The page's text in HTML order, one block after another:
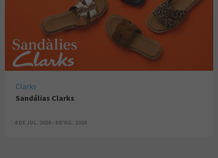
Clarks
Sandálias Clarks
8 DE JUL. 2026 - 9 D’AG. 2026